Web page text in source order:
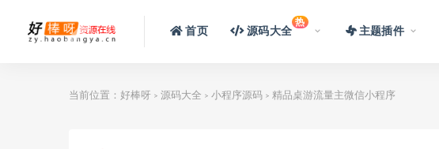
首页 源码大全
热
主题插件
当前位置： 好棒呀 > 源码大全 > 小程序源码 > 精品桌游流量主微信小程序